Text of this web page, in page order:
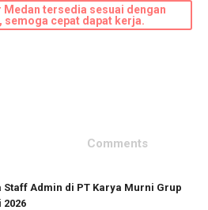
tersedia sesuai dengan
semoga cepat dapat kerja.
Comments
Staff Admin di PT Karya Murni Grup